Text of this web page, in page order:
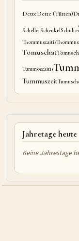
DetteDette (Tütten)
SchellerSchenkelSchulte
Thommuszaitis
Tomuschat
Tummoszaitis
Tummuszeit
Jahretage heute
Keine Jahrestage